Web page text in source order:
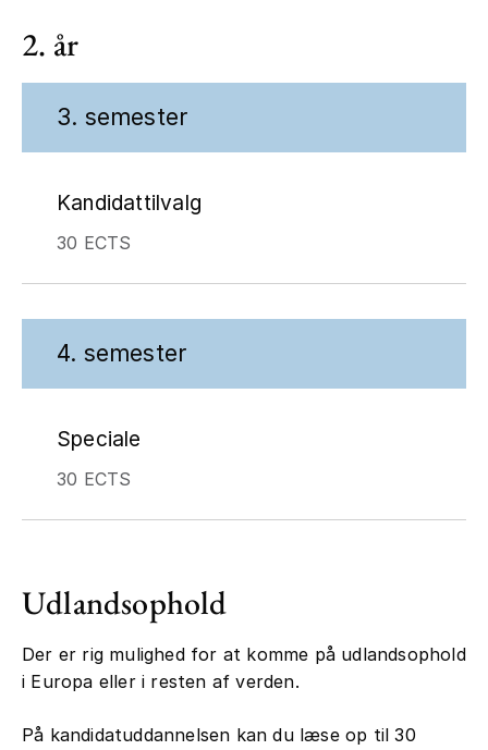
2. år
3. semester
Kandidattilvalg
30 ECTS
4. semester
Speciale
30 ECTS
Udlandsophold
Der er rig mulighed for at komme på udlandsophold
i Europa eller i resten af verden.
På kandidatuddannelsen kan du læse op til 30